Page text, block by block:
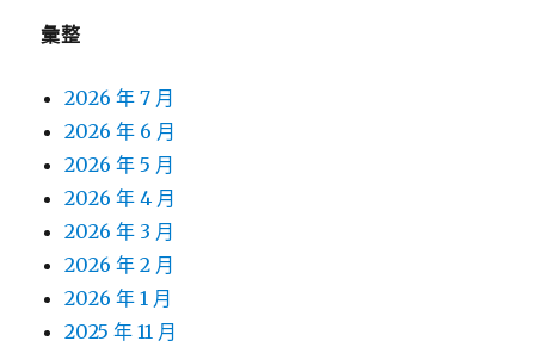
彙整
2026 年 7 月
2026 年 6 月
2026 年 5 月
2026 年 4 月
2026 年 3 月
2026 年 2 月
2026 年 1 月
2025 年 11 月